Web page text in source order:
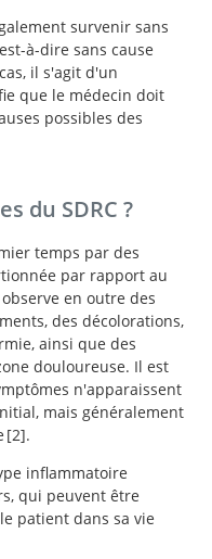
survenir sans
à-dire sans cause
il s'agit d'un
que le médecin doit
possibles des
du SDRC ?
temps par des
par rapport au
en outre des
des décolorations,
ainsi que des
douloureuse. Il est
n'apparaissent
mais généralement
2
Regional Pain
CRPS, RSD).
.
inflammatoire
qui peuvent être
patient dans sa vie